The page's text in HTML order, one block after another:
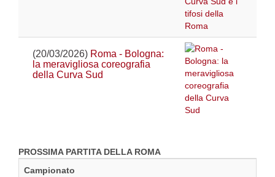
(20/03/2026) Roma - Bologna:
la meravigliosa coreografia
della Curva Sud
PROSSIMA PARTITA DELLA ROMA
Campionato